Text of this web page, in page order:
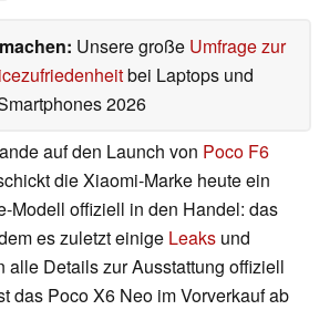
Unsere große Umfrage zur
bei Laptops und
2026
auf den Launch von Poco F6
die Xiaomi-Marke heute ein
Modell offiziell in den Handel: das
es zuletzt einige Leaks und
alle Details zur Ausstattung offiziell
das Poco X6 Neo im Vorverkauf ab